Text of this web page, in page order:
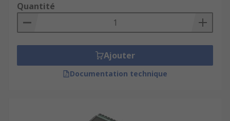
Quantité
Ajouter
Documentation technique